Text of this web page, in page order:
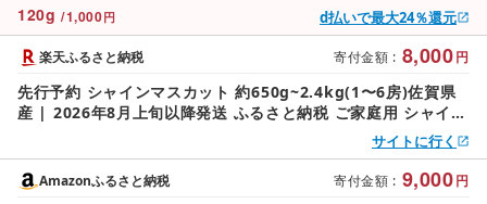
120g /1,000円 d払いで最大24％還元
寄付金額 : 8,000円
楽天ふるさと納税
先行予約 シャインマスカット 約650g~2.4kg(1〜6房)佐賀県
産 | 2026年8月上旬以降発送 ふるさと納税 ご家庭用 シャイン
マスカット マスカット ぶどう 葡萄 果物 フルーツ くだもの ス
イーツ 佐賀県鹿島市 送料無料
サイトに行く
寄付金額 : 9,000円
Amazonふるさと納税